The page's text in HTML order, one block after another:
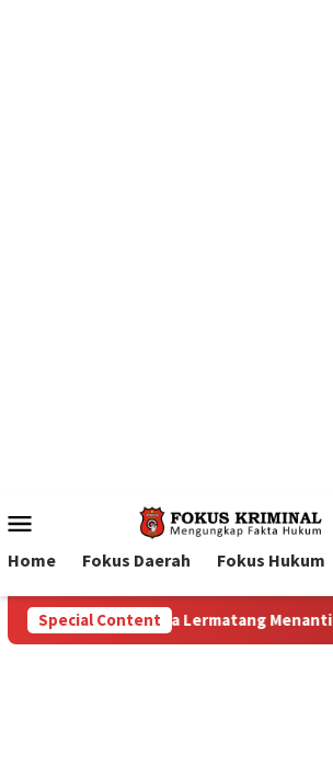
Menu
Home Fokus Daerah Fokus Hukum
Special Content
Lahan: Antara Dugaan Konspirasi dan